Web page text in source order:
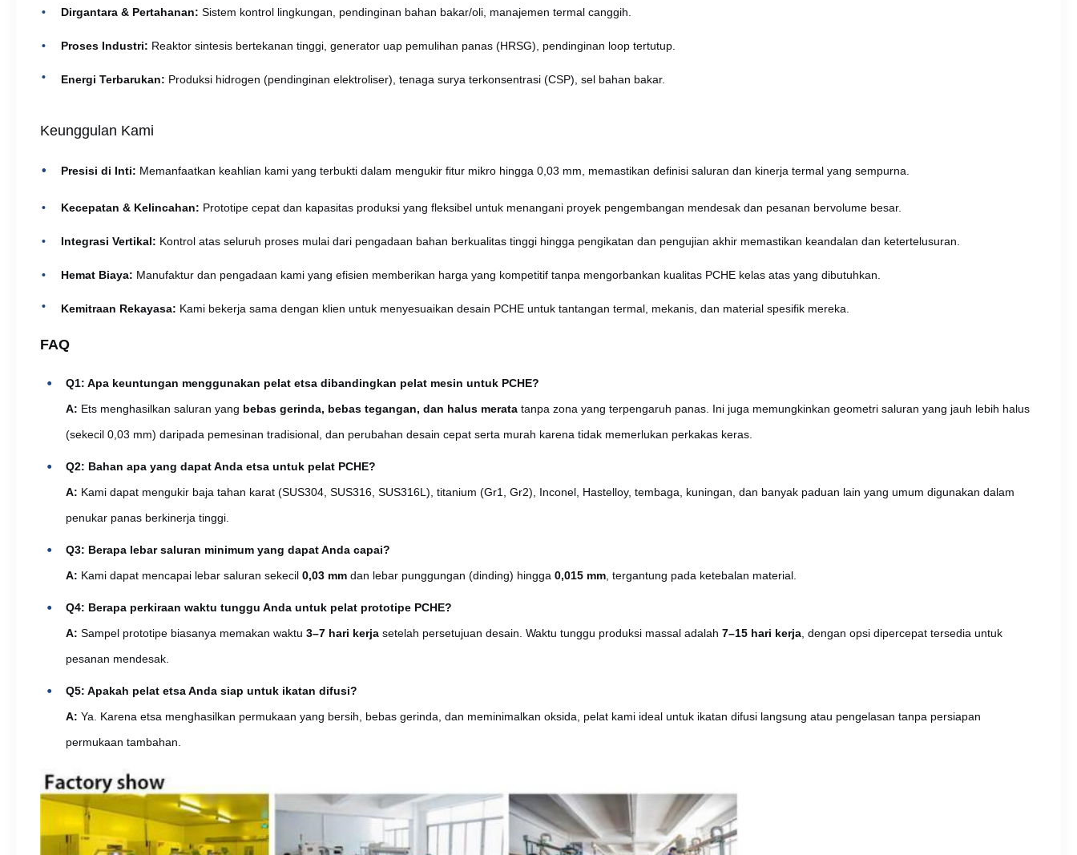
Dirgantara & Pertahanan: Sistem kontrol lingkungan, pendinginan bahan bakar/oli, manajemen termal canggih.
Proses Industri: Reaktor sintesis bertekanan tinggi, generator uap pemulihan panas (HRSG), pendinginan loop tertutup.
Energi Terbarukan: Produksi hidrogen (pendinginan elektroliser), tenaga surya terkonsentrasi (CSP), sel bahan bakar.
Keunggulan Kami
Presisi di Inti: Memanfaatkan keahlian kami yang terbukti dalam mengukir fitur mikro hingga 0,03 mm, memastikan definisi saluran dan kinerja termal yang sempurna.
Kecepatan & Kelincahan: Prototipe cepat dan kapasitas produksi yang fleksibel untuk menangani proyek pengembangan mendesak dan pesanan bervolume besar.
Integrasi Vertikal: Kontrol atas seluruh proses mulai dari pengadaan bahan berkualitas tinggi hingga pengikatan dan pengujian akhir memastikan keandalan dan ketertelusuran.
Hemat Biaya: Manufaktur dan pengadaan kami yang efisien memberikan harga yang kompetitif tanpa mengorbankan kualitas PCHE kelas atas yang dibutuhkan.
Kemitraan Rekayasa: Kami bekerja sama dengan klien untuk menyesuaikan desain PCHE untuk tantangan termal, mekanis, dan material spesifik mereka.
FAQ
Q1: Apa keuntungan menggunakan pelat etsa dibandingkan pelat mesin untuk PCHE?
A: Ets menghasilkan saluran yang bebas gerinda, bebas tegangan, dan halus merata tanpa zona yang terpengaruh panas. Ini juga memungkinkan geometri saluran yang jauh lebih halus
(sekecil 0,03 mm) daripada pemesinan tradisional, dan perubahan desain cepat serta murah karena tidak memerlukan perkakas keras.
Q2: Bahan apa yang dapat Anda etsa untuk pelat PCHE?
A: Kami dapat mengukir baja tahan karat (SUS304, SUS316, SUS316L), titanium (Gr1, Gr2), Inconel, Hastelloy, tembaga, kuningan, dan banyak paduan lain yang umum digunakan dalam
penukar panas berkinerja tinggi.
Q3: Berapa lebar saluran minimum yang dapat Anda capai?
A: Kami dapat mencapai lebar saluran sekecil 0,03 mm dan lebar punggungan (dinding) hingga 0,015 mm , tergantung pada ketebalan material.
Q4: Berapa perkiraan waktu tunggu Anda untuk pelat prototipe PCHE?
A: Sampel prototipe biasanya memakan waktu 3–7 hari kerja setelah persetujuan desain. Waktu tunggu produksi massal adalah 7–15 hari kerja , dengan opsi dipercepat tersedia untuk
pesanan mendesak.
Q5: Apakah pelat etsa Anda siap untuk ikatan difusi?
A: Ya. Karena etsa menghasilkan permukaan yang bersih, bebas gerinda, dan meminimalkan oksida, pelat kami ideal untuk ikatan difusi langsung atau pengelasan tanpa persiapan
permukaan tambahan.